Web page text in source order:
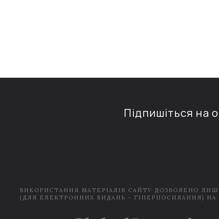
Підпишіться на
ВИКОРИСТАННЯ МАТЕРІАЛІВ САЙТУ ДОЗВОЛЕНО
(ДЛЯ ЕЛЕКТРОННИХ ВИДАНЬ - ГІПЕРПОСИЛАННЯ) НА